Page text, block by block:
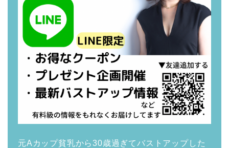
元Aカップ貧乳から30歳過ぎてバストアップした